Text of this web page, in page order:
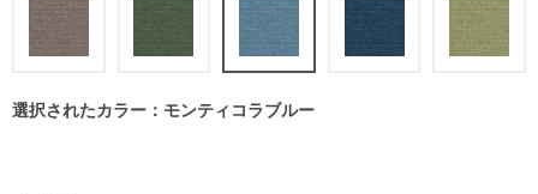
選択されたカラー：モンティコラブルー